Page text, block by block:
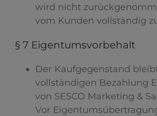
wird nicht
vom Kunden vollständig
§ 7 Eigentumsvorbehalt
Der Kaufgegenstand
vollständigen Bezahlung
von SESCO Marketing &
Vor